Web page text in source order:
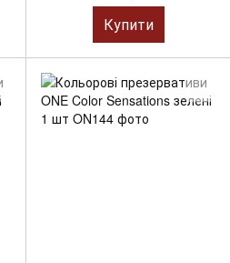
Купити